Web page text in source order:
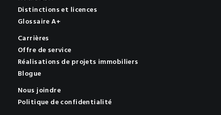
Distinctions et licences
Glossaire A+
Carrières
Offre de service
Réalisations de projets immobiliers
Blogue
Nous joindre
Politique de confidentialité